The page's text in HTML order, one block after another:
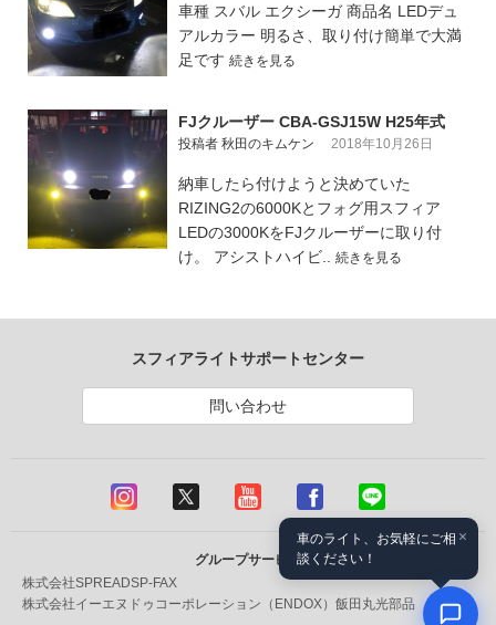
車種 スバル エクシーガ 商品名 LEDデュ
アルカラー 明るさ、取り付け簡単で大満
足です 続きを見る
FJクルーザー CBA-GSJ15W H25年式
投稿者 秋田のキムケン 2018年10月26日
納車したら付けようと決めていた
RIZING2の6000Kとフォグ用スフィア
LEDの3000KをFJクルーザーに取り付
け。 アシストハイビ.. 続きを見る
スフィアライトサポートセンター
問い合わせ
グループサービス
株式会社SPREADSP-FAX
株式会社イーエヌドゥコーポレーション（ENDOX） 飯田丸光部品
×
車のライト、お気軽にご相
談ください！